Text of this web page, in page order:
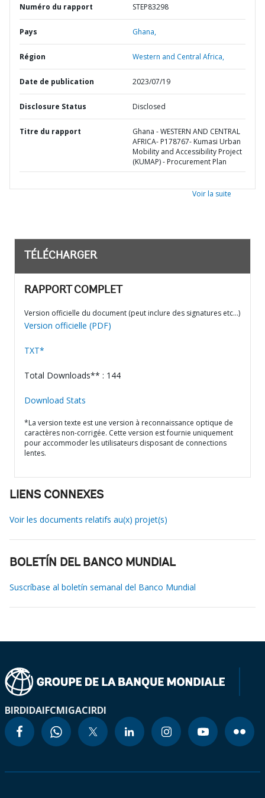
Numéro du rapport STEP83298
Pays Ghana,
Région Western and Central Africa,
Date de publication 2023/07/19
Disclosure Status Disclosed
Titre du rapport
Ghana - WESTERN AND CENTRAL
AFRICA- P178767- Kumasi Urban
Mobility and Accessibility Project
(KUMAP) - Procurement Plan
Voir la suite
TÉLÉCHARGER
RAPPORT COMPLET
Version officielle du document (peut inclure des signatures etc…)
Version officielle (PDF)
TXT*
Total Downloads** : 144
Download Stats
*La version texte est une version à reconnaissance optique de
caractères non-corrigée. Cette version est fournie uniquement
pour accommoder les utilisateurs disposant de connections
lentes.
LIENS CONNEXES
Voir les documents relatifs au(x) projet(s)
BOLETÍN DEL BANCO MUNDIAL
Suscríbase al boletín semanal del Banco Mundial
BIRDIDAIFCMIGACIRDI